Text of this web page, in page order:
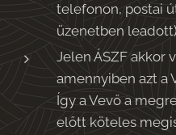
telefonon, postai
üzenetben
Jelen ÁSZF akkor
amennyiben azt a
Így a Vevő a
előtt köteles